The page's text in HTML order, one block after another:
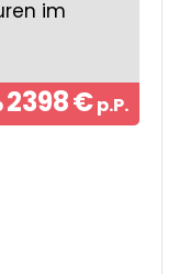
im
2398€p.P.